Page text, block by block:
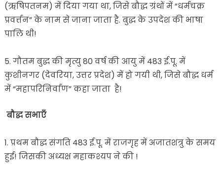
(ऋषिपतनम) में दिया गया था, जिसे बौद्ध ग्रंथों में “धर्मचक्र
प्रवर्त्तन” के नाम से जाना जाता है. बुद्ध के उपदेश की भाषा
पालि थी!
5. गौतम बुद्ध की मृत्यु 80 वर्ष की आयु में 483 ई.पू. में
कुशीनगर (देवरिया, उत्तर प्रदेश) में हो गयी थी, जिसे बौद्ध धर्म
में “महापरिनिर्वाण” कहा जाता है!
बौद्ध सभाएँ
1. प्रथम बौद्ध संगति 483 ई.पू. में राजगृह में अजातशत्रु के समय
हुई! जिसकी अध्यक्ष महाकश्यप ने की !